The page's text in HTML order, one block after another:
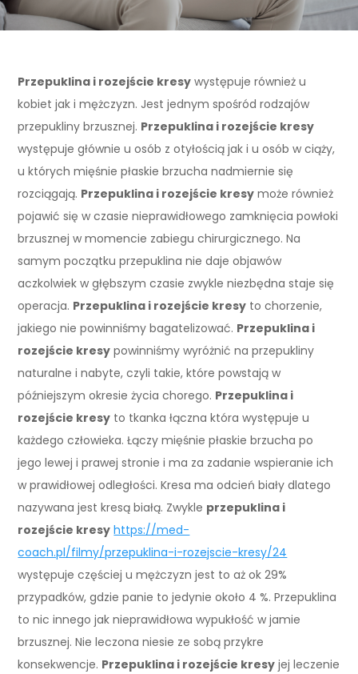
Przepuklina i rozejście kresy występuje również u
kobiet jak i mężczyzn. Jest jednym spośród rodzajów
przepukliny brzusznej. Przepuklina i rozejście kresy
występuje głównie u osób z otyłością jak i u osób w ciąży,
u których mięśnie płaskie brzucha nadmiernie się
rozciągają. Przepuklina i rozejście kresy może również
pojawić się w czasie nieprawidłowego zamknięcia powłoki
brzusznej w momencie zabiegu chirurgicznego. Na
samym początku przepuklina nie daje objawów
aczkolwiek w głębszym czasie zwykle niezbędna staje się
operacja. Przepuklina i rozejście kresy to chorzenie,
jakiego nie powinniśmy bagatelizować. Przepuklina i
rozejście kresy powinniśmy wyróżnić na przepukliny
naturalne i nabyte, czyli takie, które powstają w
późniejszym okresie życia chorego. Przepuklina i
rozejście kresy to tkanka łączna która występuje u
każdego człowieka. Łączy mięśnie płaskie brzucha po
jego lewej i prawej stronie i ma za zadanie wspieranie ich
w prawidłowej odległości. Kresa ma odcień biały dlatego
nazywana jest kresą białą. Zwykle przepuklina i
rozejście kresy https://med-
coach.pl/filmy/przepuklina-i-rozejscie-kresy/24
występuje częściej u mężczyzn jest to aż ok 29%
przypadków, gdzie panie to jedynie około 4 %. Przepuklina
to nic innego jak nieprawidłowa wypukłość w jamie
brzusznej. Nie leczona niesie ze sobą przykre
konsekwencje. Przepuklina i rozejście kresy jej leczenie